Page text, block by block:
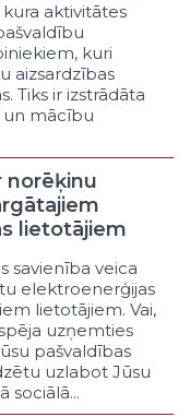
civiltiesisko
masu
un
aktivitātes
kuri
aizsardzības
Tiks ir izstrādāta
un mācību
norēķinu
lietotājiem
savienība veica
elektroenerģijas
lietotājiem. Vai,
uzņemties
pašvaldības
uzlabot Jūsu
sociālā...